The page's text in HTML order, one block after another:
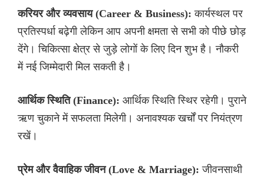
करियर और व्यवसाय (Career & Business): कार्यस्थल पर
प्रतिस्पर्धा बढ़ेगी लेकिन आप अपनी क्षमता से सभी को पीछे छोड़
देंगे। चिकित्सा क्षेत्र से जुड़े लोगों के लिए दिन शुभ है। नौकरी
में नई जिम्मेदारी मिल सकती है।
आर्थिक स्थिति (Finance): आर्थिक स्थिति स्थिर रहेगी। पुराने
ऋण चुकाने में सफलता मिलेगी। अनावश्यक खर्चों पर नियंत्रण
रखें।
प्रेम और वैवाहिक जीवन (Love & Marriage): जीवनसाथी